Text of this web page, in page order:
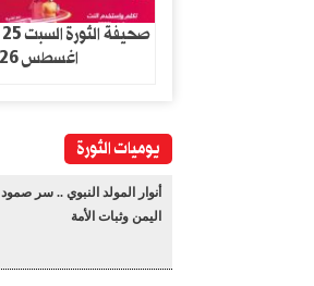
اغسطس 2026
يوميات الثورة
أنوار المولد النبوي .. سر صمود
اليمن وثبات الأمة